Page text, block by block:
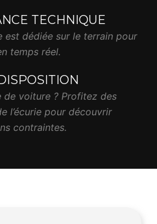
TECHNIQUE
est dédiée sur le terrain pour
temps réel.
de voiture ? Profitez des
l’écurie pour découvrir
contraintes.